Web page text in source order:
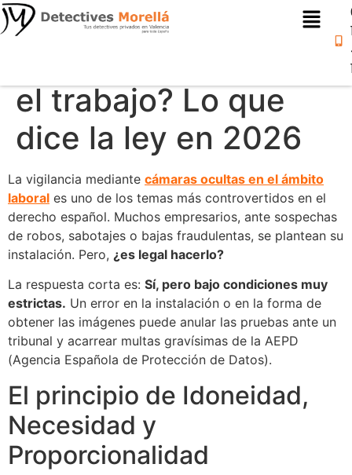
¿Es legal usar
el trabajo? Lo que
dice la ley en 2026
La vigilancia mediante cámaras ocultas en el ámbito
laboral es uno de los temas más controvertidos en el
derecho español. Muchos empresarios, ante sospechas
de robos, sabotajes o bajas fraudulentas, se plantean su
instalación. Pero, ¿es legal hacerlo?
La respuesta corta es: Sí, pero bajo condiciones muy
estrictas. Un error en la instalación o en la forma de
obtener las imágenes puede anular las pruebas ante un
tribunal y acarrear multas gravísimas de la AEPD
(Agencia Española de Protección de Datos).
El principio de Idoneidad,
Necesidad y
Proporcionalidad